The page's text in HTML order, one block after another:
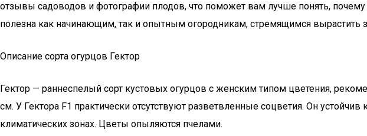
отзывы садоводов и фотографии плодов, что поможет вам лучше понять,
полезна как начинающим, так и опытным огородникам, стремящимся вырастить
Описание сорта огурцов Гектор
Гектор — раннеспелый сорт кустовых огурцов с женским типом цветения,
см. У Гектора F1 практически отсутствуют разветвленные соцветия. Он
климатических зонах. Цветы опыляются пчелами.